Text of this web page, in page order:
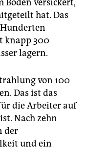
versickert,
hat. Das
knapp 300
lagern.
von 100
Das ist das
die Arbeiter auf
Nach zehn
der
und ein